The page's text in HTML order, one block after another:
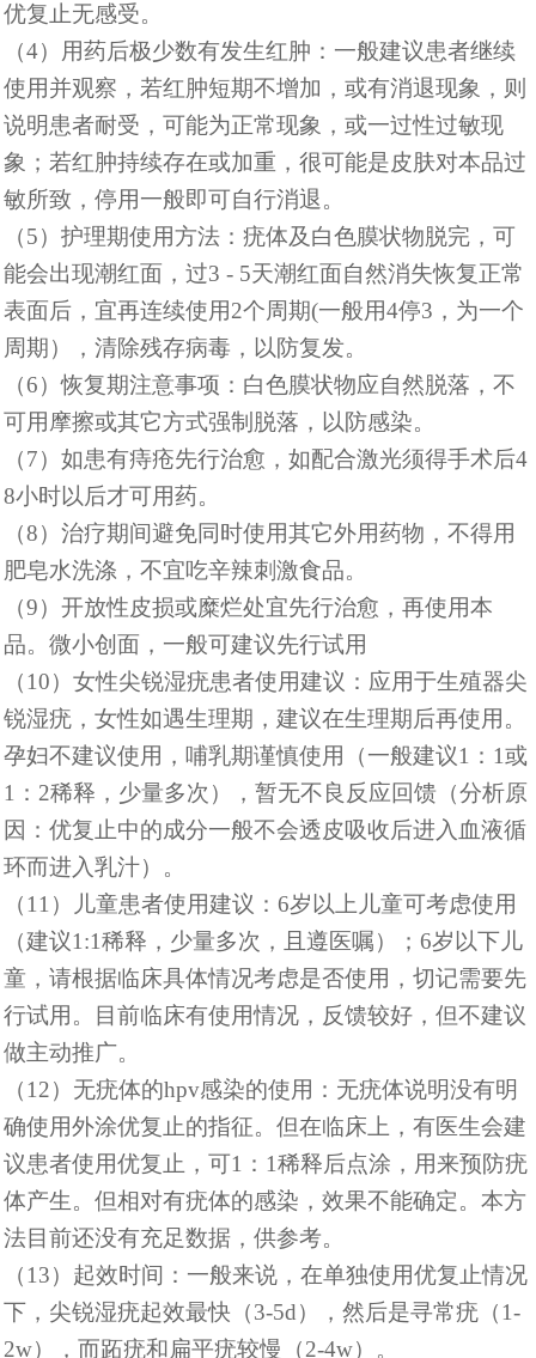
优复止无感受。
（4）用药后极少数有发生红肿：一般建议患者继续
使用并观察，若红肿短期不增加，或有消退现象，则
说明患者耐受，可能为正常现象，或一过性过敏现
象；若红肿持续存在或加重，很可能是皮肤对本品过
敏所致，停用一般即可自行消退。
（5）护理期使用方法：疣体及白色膜状物脱完，可
能会出现潮红面，过3 - 5天潮红面自然消失恢复正常
表面后，宜再连续使用2个周期(一般用4停3，为一个
周期），清除残存病毒，以防复发。
（6）恢复期注意事项：白色膜状物应自然脱落，不
可用摩擦或其它方式强制脱落，以防感染。
（7）如患有痔疮先行治愈，如配合激光须得手术后4
8小时以后才可用药。
（8）治疗期间避免同时使用其它外用药物，不得用
肥皂水洗涤，不宜吃辛辣刺激食品。
（9）开放性皮损或糜烂处宜先行治愈，再使用本
品。微小创面，一般可建议先行试用
（10）女性尖锐湿疣患者使用建议：应用于生殖器尖
锐湿疣，女性如遇生理期，建议在生理期后再使用。
孕妇不建议使用，哺乳期谨慎使用（一般建议1：1或
1：2稀释，少量多次），暂无不良反应回馈（分析原
因：优复止中的成分一般不会透皮吸收后进入血液循
环而进入乳汁）。
（11）儿童患者使用建议：6岁以上儿童可考虑使用
（建议1:1稀释，少量多次，且遵医嘱）；6岁以下儿
童，请根据临床具体情况考虑是否使用，切记需要先
行试用。目前临床有使用情况，反馈较好，但不建议
做主动推广。
（12）无疣体的hpv感染的使用：无疣体说明没有明
确使用外涂优复止的指征。但在临床上，有医生会建
议患者使用优复止，可1：1稀释后点涂，用来预防疣
体产生。但相对有疣体的感染，效果不能确定。本方
法目前还没有充足数据，供参考。
（13）起效时间：一般来说，在单独使用优复止情况
下，尖锐湿疣起效最快（3-5d），然后是寻常疣（1-
2w），而跖疣和扁平疣较慢（2-4w）。